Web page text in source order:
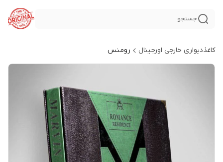
جستجو
کاغذدیواری خارجی اورجینال رومنس